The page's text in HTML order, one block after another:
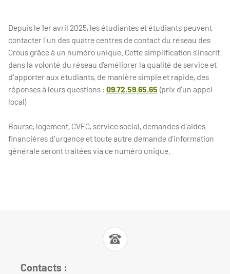
Depuis le 1er avril 2025, les étudiantes et étudiants peuvent
contacter l'un des quatre centres de contact du réseau des
Crous grâce à un numéro unique. Cette simplification s’inscrit
dans la volonté du réseau d’améliorer la qualité de service et
d'apporter aux étudiants, de manière simple et rapide, des
réponses à leurs questions : 09.72.59.65.65 (prix d’un appel
local)
Bourse, logement, CVEC, service social, demandes d'aides
financières d'urgence et toute autre demande d’information
générale seront traitées via ce numéro unique.
Contacts :